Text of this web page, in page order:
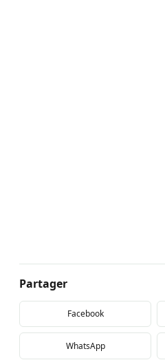
Partager
Facebook
WhatsApp